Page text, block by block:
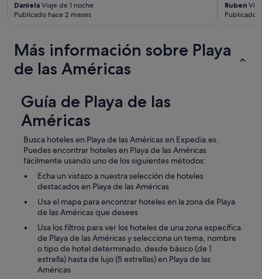
Daniela Viaje de 1 noche
Publicado hace 2 meses
Ruben
Publicado
Más información sobre Playa
de las Américas
Guía de Playa de las
Américas
Busca hoteles en Playa de las Américas en Expedia.es.
Puedes encontrar hoteles en Playa de las Américas
fácilmente usando uno de los siguientes métodos:
Echa un vistazo a nuestra selección de hoteles
destacados en Playa de las Américas
Usa el mapa para encontrar hoteles en la zona de Playa
de las Américas que desees
Usa los filtros para ver los hoteles de una zona específica
de Playa de las Américas y selecciona un tema, nombre
o tipo de hotel determinado, desde básico (de 1
estrella) hasta de lujo (5 estrellas) en Playa de las
Américas